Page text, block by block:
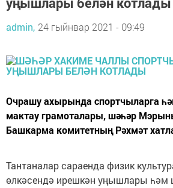
admin, 24 гыйнвар 2021 - 09:49
Очрашу ахырында спортчыларга
мактау грамоталары, шәһәр
Башкарма комитетның Рәхмәт
Тантаналар сараенда физик
өлкәсендә ирешкән уңышлары һәм